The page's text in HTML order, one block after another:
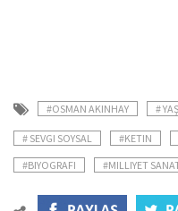
#OSMAN AKINHAY #
# SEVGI SOYSAL #KETIN
#BIYOGRAFI
#MILLIYET